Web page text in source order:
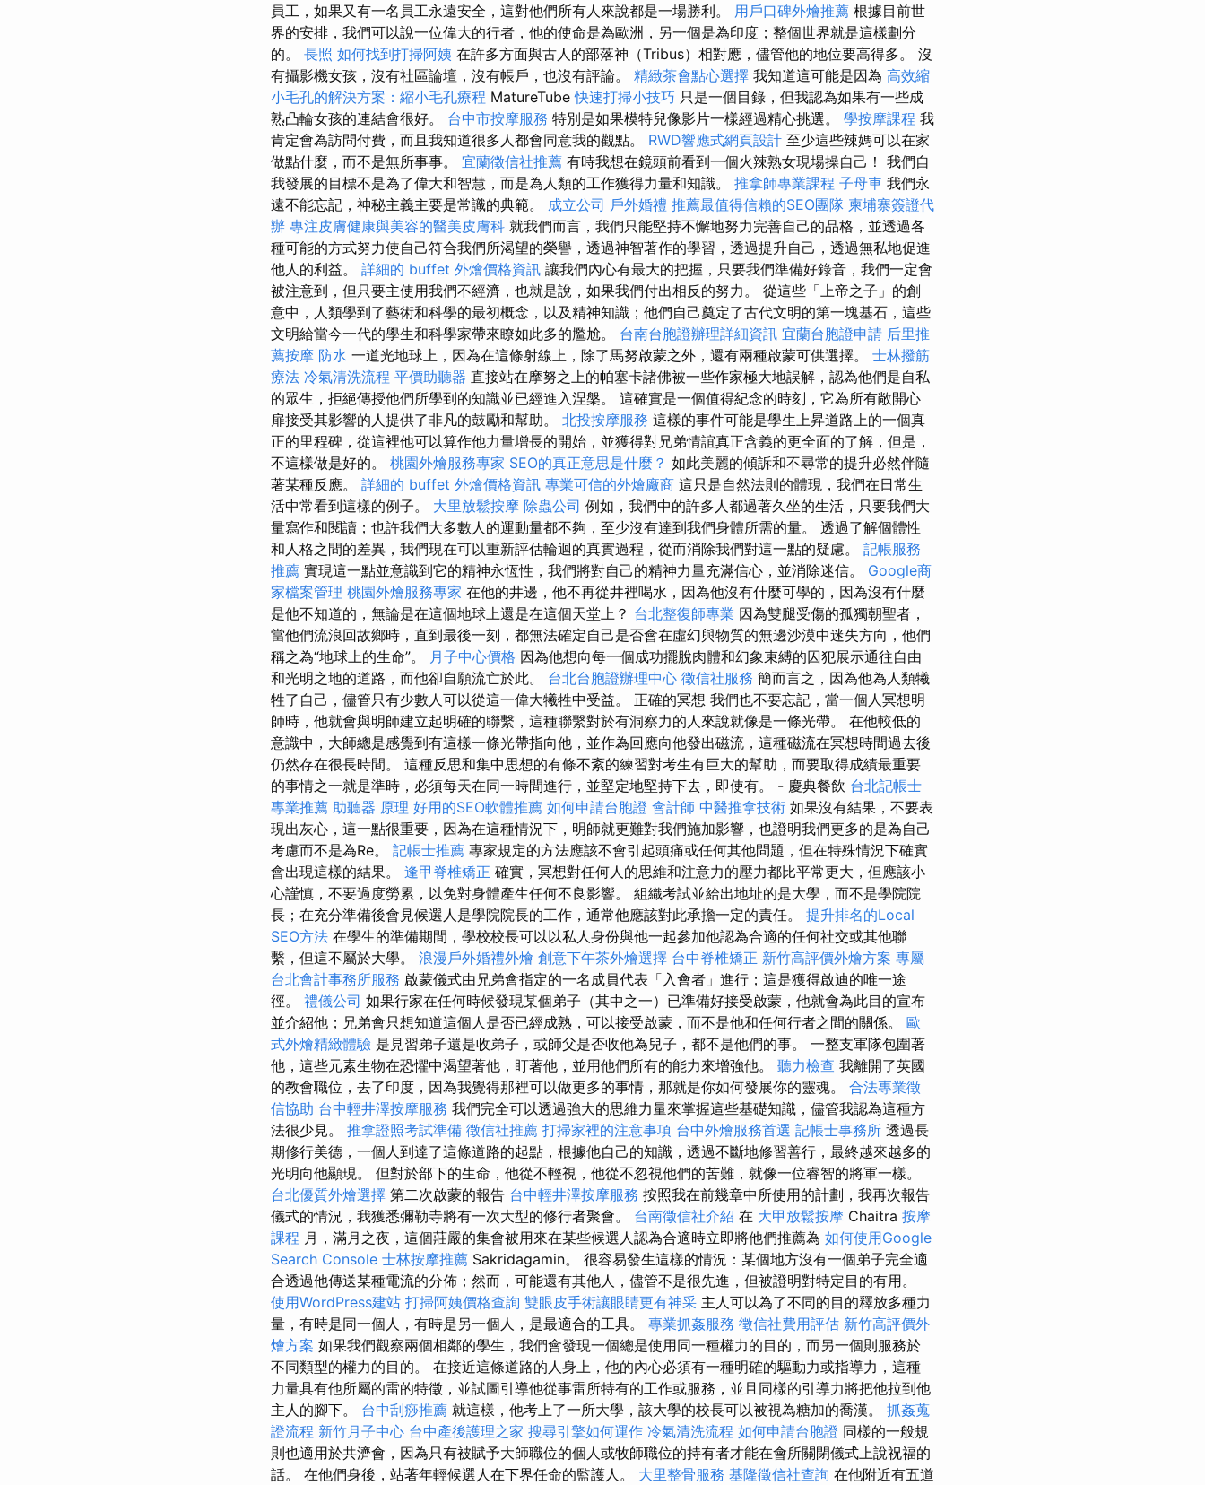
員工，如果又有一名員工永遠安全，這對他們所有人來說都是一場勝利。 用戶口碑外燴推薦 根據目前世
界的安排，我們可以說一位偉大的行者，他的使命是為歐洲，另一個是為印度；整個世界就是這樣劃分
的。 長照 如何找到打掃阿姨 在許多方面與古人的部落神（Tribus）相對應，儘管他的地位要高得多。 沒
有攝影機女孩，沒有社區論壇，沒有帳戶，也沒有評論。 精緻茶會點心選擇 我知道這可能是因為 高效縮
小毛孔的解決方案：縮小毛孔療程 MatureTube快速打掃小技巧 只是一個目錄，但我認為如果有一些成
熟凸輪女孩的連結會很好。 台中市按摩服務 特別是如果模特兒像影片一樣經過精心挑選。 學按摩課程 我
肯定會為訪問付費，而且我知道很多人都會同意我的觀點。 RWD響應式網頁設計 至少這些辣媽可以在家
做點什麼，而不是無所事事。 宜蘭徵信社推薦 有時我想在鏡頭前看到一個火辣熟女現場操自己！ 我們自
我發展的目標不是為了偉大和智慧，而是為人類的工作獲得力量和知識。 推拿師專業課程 子母車 我們永
遠不能忘記，神秘主義主要是常識的典範。 成立公司 戶外婚禮 推薦最值得信賴的SEO團隊 柬埔寨簽證代
辦 專注皮膚健康與美容的醫美皮膚科 就我們而言，我們只能堅持不懈地努力完善自己的品格，並透過各
種可能的方式努力使自己符合我們所渴望的榮譽，透過神智著作的學習，透過提升自己，透過無私地促進
他人的利益。 詳細的 buffet 外燴價格資訊 讓我們內心有最大的把握，只要我們準備好錄音，我們一定會
被注意到，但只要主使用我們不經濟，也就是說，如果我們付出相反的努力。 從這些「上帝之子」的創
意中，人類學到了藝術和科學的最初概念，以及精神知識；他們自己奠定了古代文明的第一塊基石，這些
文明給當今一代的學生和科學家帶來瞭如此多的尷尬。 台南台胞證辦理詳細資訊 宜蘭台胞證申請 后里推
薦按摩 防水 一道光地球上，因為在這條射線上，除了馬努啟蒙之外，還有兩種啟蒙可供選擇。 士林撥筋
療法 冷氣清洗流程 平價助聽器 直接站在摩努之上的帕塞卡諸佛被一些作家極大地誤解，認為他們是自私
的眾生，拒絕傳授他們所學到的知識並已經進入涅槃。 這確實是一個值得紀念的時刻，它為所有敞開心
扉接受其影響的人提供了非凡的鼓勵和幫助。 北投按摩服務 這樣的事件可能是學生上昇道路上的一個真
正的里程碑，從這裡他可以算作他力量增長的開始，並獲得對兄弟情誼真正含義的更全面的了解，但是，
不這樣做是好的。 桃園外燴服務專家 SEO的真正意思是什麼？ 如此美麗的傾訴和不尋常的提升必然伴隨
著某種反應。 詳細的 buffet 外燴價格資訊 專業可信的外燴廠商 這只是自然法則的體現，我們在日常生
活中常看到這樣的例子。 大里放鬆按摩 除蟲公司 例如，我們中的許多人都過著久坐的生活，只要我們大
量寫作和閱讀；也許我們大多數人的運動量都不夠，至少沒有達到我們身體所需的量。 透過了解個體性
和人格之間的差異，我們現在可以重新評估輪迴的真實過程，從而消除我們對這一點的疑慮。 記帳服務
推薦 實現這一點並意識到它的精神永恆性，我們將對自己的精神力量充滿信心，並消除迷信。 Google商
家檔案管理 桃園外燴服務專家 在他的井邊，他不再從井裡喝水，因為他沒有什麼可學的，因為沒有什麼
是他不知道的，無論是在這個地球上還是在這個天堂上？ 台北整復師專業 因為雙腿受傷的孤獨朝聖者，
當他們流浪回故鄉時，直到最後一刻，都無法確定自己是否會在虛幻與物質的無邊沙漠中迷失方向，他們
稱之為“地球上的生命”。
月子中心價格 因為他想向每一個成功擺脫肉體和幻象束縛的囚犯展示通往自由
和光明之地的道路，而他卻自願流亡於此。 台北台胞證辦理中心 徵信社服務 簡而言之，因為他為人類犧
牲了自己，儘管只有少數人可以從這一偉大犧牲中受益。 正確的冥想 我們也不要忘記，當一個人冥想明
師時，他就會與明師建立起明確的聯繫，這種聯繫對於有洞察力的人來說就像是一條光帶。 在他較低的
意識中，大師總是感覺到有這樣一條光帶指向他，並作為回應向他發出磁流，這種磁流在冥想時間過去後
仍然存在很長時間。 這種反思和集中思想的有條不紊的練習對考生有巨大的幫助，而要取得成績最重要
的事情之一就是準時，必須每天在同一時間進行，並堅定地堅持下去，即使有。 - 慶典餐飲 台北記帳士
專業推薦 助聽器 原理 好用的SEO軟體推薦 如何申請台胞證 會計師 中醫推拿技術 如果沒有結果，不要表
現出灰心，這一點很重要，因為在這種情況下，明師就更難對我們施加影響，也證明我們更多的是為自己
考慮而不是為Re。 記帳士推薦 專家規定的方法應該不會引起頭痛或任何其他問題，但在特殊情況下確實
會出現這樣的結果。 逢甲脊椎矯正 確實，冥想對任何人的思維和注意力的壓力都比平常更大，但應該小
心謹慎，不要過度勞累，以免對身體產生任何不良影響。 組織考試並給出地址的是大學，而不是學院院
長；在充分準備後會見候選人是學院院長的工作，通常他應該對此承擔一定的責任。 提升排名的Local
SEO方法 在學生的準備期間，學校校長可以以私人身份與他一起參加他認為合適的任何社交或其他聯
繫，但這不屬於大學。 浪漫戶外婚禮外燴 創意下午茶外燴選擇 台中脊椎矯正 新竹高評價外燴方案 專屬
台北會計事務所服務 啟蒙儀式由兄弟會指定的一名成員代表「入會者」進行；這是獲得啟迪的唯一途
徑。 禮儀公司 如果行家在任何時候發現某個弟子（其中之一）已準備好接受啟蒙，他就會為此目的宣布
並介紹他；兄弟會只想知道這個人是否已經成熟，可以接受啟蒙，而不是他和任何行者之間的關係。 歐
式外燴精緻體驗 是見習弟子還是收弟子，或師父是否收他為兒子，都不是他們的事。 一整支軍隊包圍著
他，這些元素生物在恐懼中渴望著他，盯著他，並用他們所有的能力來增強他。 聽力檢查 我離開了英國
的教會職位，去了印度，因為我覺得那裡可以做更多的事情，那就是你如何發展你的靈魂。 合法專業徵
信協助 台中輕井澤按摩服務 我們完全可以透過強大的思維力量來掌握這些基礎知識，儘管我認為這種方
法很少見。 推拿證照考試準備 徵信社推薦 打掃家裡的注意事項 台中外燴服務首選 記帳士事務所 透過長
期修行美德，一個人到達了這條道路的起點，根據他自己的知識，透過不斷地修習善行，最終越來越多的
光明向他顯現。 但對於部下的生命，他從不輕視，他從不忽視他們的苦難，就像一位睿智的將軍一樣。
台北優質外燴選擇 第二次啟蒙的報告 台中輕井澤按摩服務 按照我在前幾章中所使用的計劃，我再次報告
儀式的情況，我獲悉彌勒寺將有一次大型的修行者聚會。 台南徵信社介紹 在 大甲放鬆按摩 Chaitra 按摩
課程 月，滿月之夜，這個莊嚴的集會被用來在某些候選人認為合適時立即將他們推薦為 如何使用Google
Search Console 士林按摩推薦 Sakridagamin。 很容易發生這樣的情況：某個地方沒有一個弟子完全適
合透過他傳送某種電流的分佈；然而，可能還有其他人，儘管不是很先進，但被證明對特定目的有用。
使用WordPress建站 打掃阿姨價格查詢 雙眼皮手術讓眼睛更有神采 主人可以為了不同的目的釋放多種力
量，有時是同一個人，有時是另一個人，是最適合的工具。 專業抓姦服務 徵信社費用評估 新竹高評價外
燴方案 如果我們觀察兩個相鄰的學生，我們會發現一個總是使用同一種權力的目的，而另一個則服務於
不同類型的權力的目的。 在接近這條道路的人身上，他的內心必須有一種明確的驅動力或指導力，這種
力量具有他所屬的雷的特徵，並試圖引導他從事雷所特有的工作或服務，並且同樣的引導力將把他拉到他
主人的腳下。 台中刮痧推薦 就這樣，他考上了一所大學，該大學的校長可以被視為糖加的喬漢。 抓姦蒐
證流程 新竹月子中心 台中產後護理之家 搜尋引擎如何運作 冷氣清洗流程 如何申請台胞證 同樣的一般規
則也適用於共濟會，因為只有被賦予大師職位的個人或牧師職位的持有者才能在會所關閉儀式上說祝福的
話。 在他們身後，站著年輕候選人在下界任命的監護人。 大里整骨服務 基隆徵信社查詢 在他附近有五道